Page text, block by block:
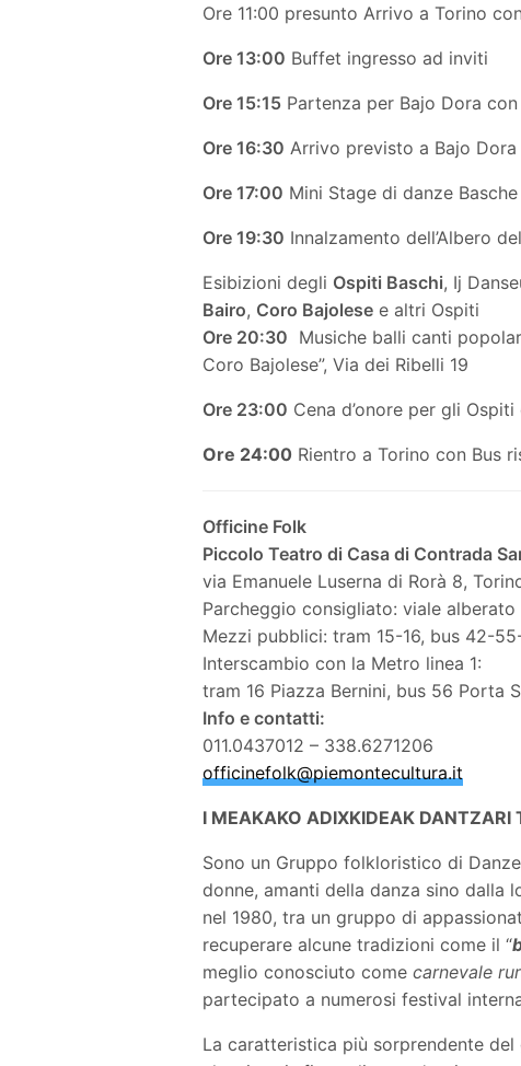
Ore 11:00 presunto Arrivo a Torino
Ore 13:00 Buffet ingresso ad inviti
Ore 15:15 Partenza per Bajo Dora
Ore 16:30 Arrivo previsto a Bajo
Ore 17:00 Mini Stage di danze
Ore 19:30 Innalzamento dell’Albero
Esibizioni degli Ospiti Baschi, Ij
Bairo, Coro Bajolese e altri Ospiti
Ore 20:30 Musiche balli canti
Coro Bajolese”, Via dei Ribelli 19
Ore 23:00 Cena d’onore per gli
Ore 24:00 Rientro a Torino con Bus
Officine Folk
Piccolo Teatro di Casa di Contrada
via Emanuele Luserna di Rorà 8,
Parcheggio consigliato: viale
Mezzi pubblici: tram 15-16, bus 42-
Interscambio con la Metro linea 1:
tram 16 Piazza Bernini, bus 56 Porta
Info e contatti:
011.0437012 – 338.6271206
officinefolk@piemontecultura.it
I MEAKAKO ADIXKIDEAK DANTZARI
Sono un Gruppo folkloristico di
donne, amanti della danza sino dalla
nel 1980, tra un gruppo di
recuperare alcune tradizioni come il “
meglio conosciuto comecarnevale
partecipato a numerosi festival
La caratteristica più sorprendente del